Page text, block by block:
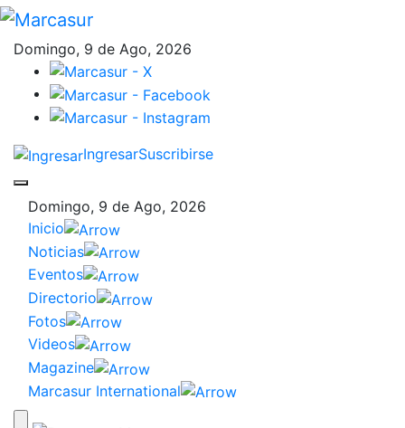
Domingo, 9 de Ago, 2026
IngresarSuscribirse
Domingo, 9 de Ago, 2026
Inicio
Noticias
Eventos
Directorio
Fotos
Videos
Magazine
Marcasur International